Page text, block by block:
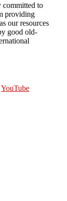
committed to
providing
our resources
good old-
YouTube